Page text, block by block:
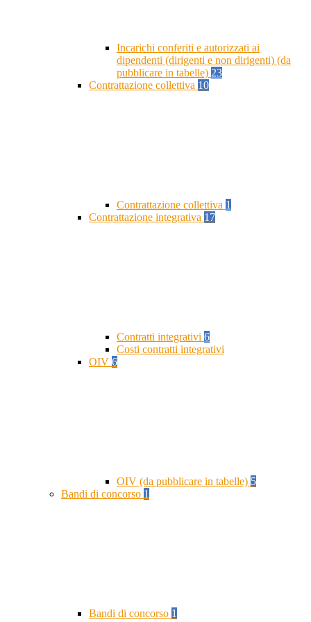
Incarichi conferiti e autorizzati ai
dipendenti (dirigenti e non dirigenti) (da
pubblicare in tabelle) 23
Contrattazione collettiva 10
Contrattazione collettiva 1
Contrattazione integrativa 17
Contratti integrativi 6
Costi contratti integrativi
OIV 6
OIV (da pubblicare in tabelle) 5
Bandi di concorso 1
Bandi di concorso 1